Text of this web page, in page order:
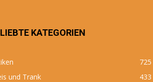
KATEGORIEN
725
und Trank
433